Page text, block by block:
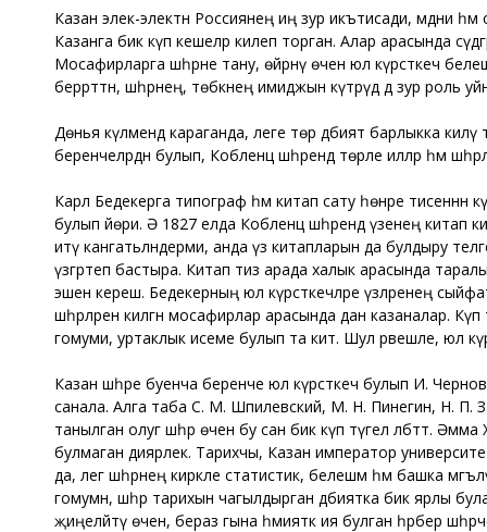
Казан элек-электән Россиянең иң зур икътисади, мәдәни
Казанга бик күп кешеләр килеп торган. Алар арасында
Мосафирларга шәһәрне тану, өйрәнү өчен юл күрсәткеч
беррәттән, шәһәрнең, төбәкнең имиджын күтәрүдә дә зур роль
Дөнья күләмендә караганда, әлеге төр әдәбият барлыкка
беренчеләрдән булып, Кобленц шәһәрендә төрле илләр һәм
Карл Бедекерга типограф һәм китап сату һөнәре
булып йөри. Ә 1827 елда Кобленц шәһәрендә үзенең китап
итү канәгатьләндерми, анда үз китапларын да булдыру
үзгәртеп бастыра. Китап тиз арада халык арасында
эшенә керешә. Бедекерның юл күрсәткечләре үзләренең
шәһәрләренә килгән мосафирлар арасында дан
гомуми, уртаклык исеме булып та китә. Шул рәвешле, юл
Казан шәһәре буенча беренче юл күрсәткеч булып И.
санала. Алга таба С. М. Шпилевский, М. Н. Пинегин, Н. П.
танылган олуг шәһәр өчен бу сан бик күп түгел әлбәттә.
булмаган диярлек. Тарихчы, Казан император
да, әлегә шәһәрнең кирәкле статистик, белешмә һәм башка
гомумән, шәһәр тарихын чагылдырган әдәбиятка бик ярлы
җиңеләйтү өчен, бераз гына әһәмияткә ия булган һәрбер